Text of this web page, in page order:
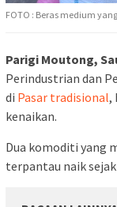
FOTO : Beras medium
Parigi Moutong,
Perindustrian dan
di Pasar tradisional,
kenaikan.
Dua komoditi yang
terpantau naik